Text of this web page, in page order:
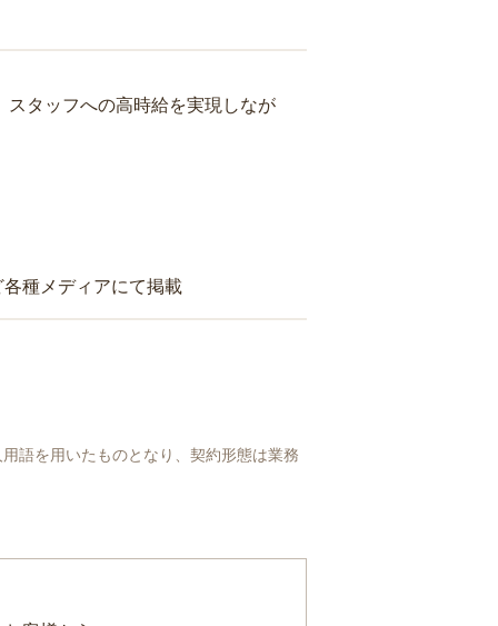
タッフへの高時給を実現しなが
種メディアにて掲載
語を用いたものとなり、契約形態は業務